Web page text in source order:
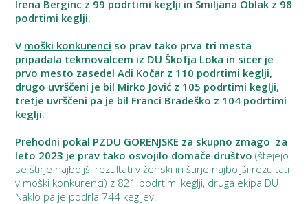
Irena Berginc z 99 podrtimi keglji in Smiljana Oblak z 98
podrtimi keglji.
V moški konkurenci so prav tako prva tri mesta
pripadala tekmovalcem iz DU Škofja Loka in sicer je
prvo mesto zasedel Adi Kočar z 110 podrtimi keglji,
drugo uvrščeni je bil Mirko Jović z 105 podrtimi keglji,
tretje uvrščeni pa je bil Franci Bradeško z 104 podrtimi
keglji.
Prehodni pokal PZDU GORENJSKE za skupno zmago za
leto 2023 je prav tako osvojilo domače društvo (štejejo
se štirje najboljši rezultati v ženski in štirje najboljši rezultati
v moški konkurenci) z 821 podrtimi keglji, druga ekipa DU
Naklo pa je podrla 744 kegljev.